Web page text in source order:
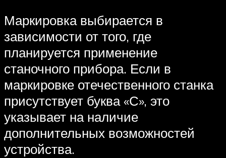
Маркировка выбирается в
зависимости от того, где
планируется применение
станочного прибора. Если в
маркировке отечественного станка
присутствует буква «С», это
указывает на наличие
дополнительных возможностей
устройства.